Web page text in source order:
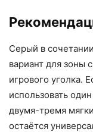
Серый в
вариант для зоны
игрового уголка.
использовать
двумя-тремя
остаётся